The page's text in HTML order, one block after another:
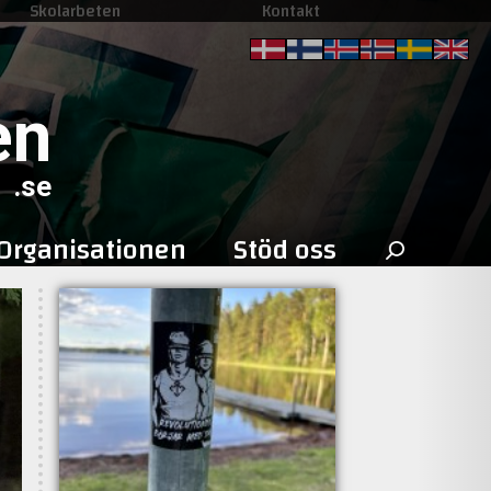
Skolarbeten Kontakt
.se
Stöd oss Sök
efter: